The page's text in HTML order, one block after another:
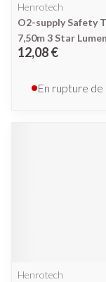
Henrotech
O2-supply Safety
7,50m 3 Star
12,08 €
En rupture de
Henrotech